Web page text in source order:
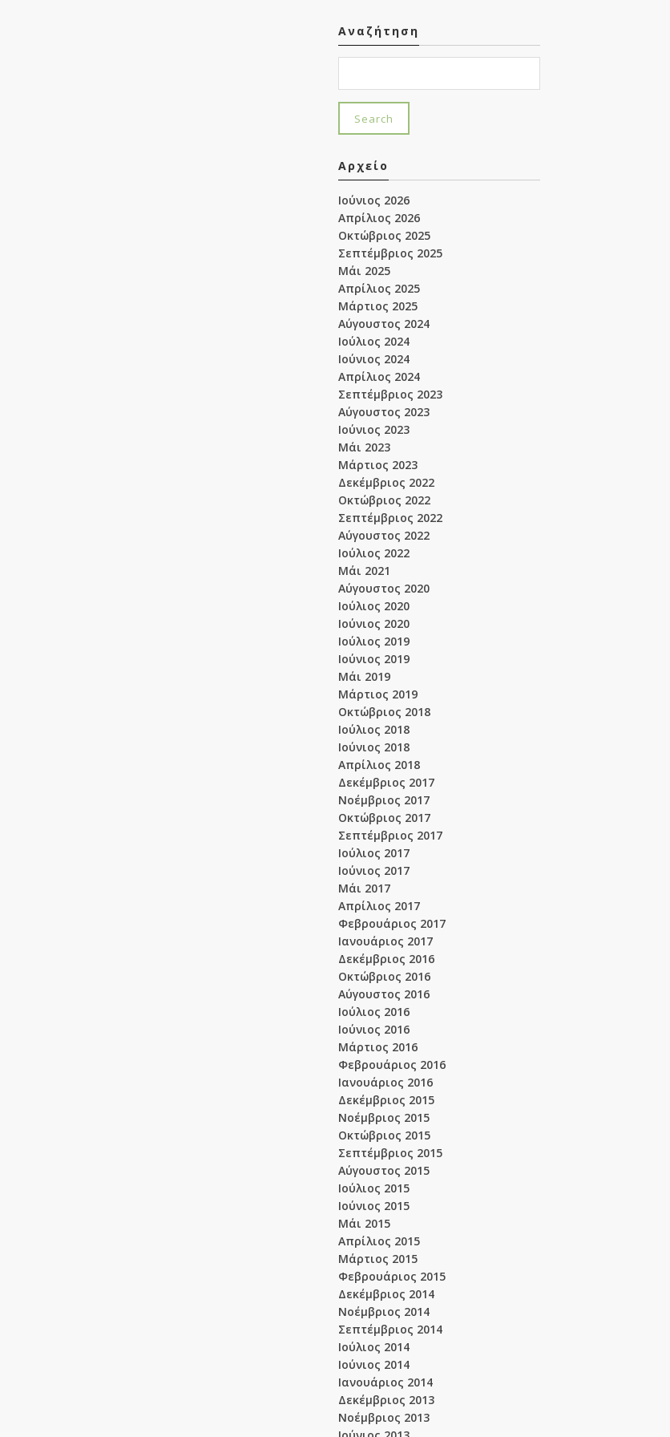
Αναζήτηση
Αρχείο
Ιούνιος 2026
Απρίλιος 2026
Οκτώβριος 2025
Σεπτέμβριος 2025
Μάι 2025
Απρίλιος 2025
Μάρτιος 2025
Αύγουστος 2024
Ιούλιος 2024
Ιούνιος 2024
Απρίλιος 2024
Σεπτέμβριος 2023
Αύγουστος 2023
Ιούνιος 2023
Μάι 2023
Μάρτιος 2023
Δεκέμβριος 2022
Οκτώβριος 2022
Σεπτέμβριος 2022
Αύγουστος 2022
Ιούλιος 2022
Μάι 2021
Αύγουστος 2020
Ιούλιος 2020
Ιούνιος 2020
Ιούλιος 2019
Ιούνιος 2019
Μάι 2019
Μάρτιος 2019
Οκτώβριος 2018
Ιούλιος 2018
Ιούνιος 2018
Απρίλιος 2018
Δεκέμβριος 2017
Νοέμβριος 2017
Οκτώβριος 2017
Σεπτέμβριος 2017
Ιούλιος 2017
Ιούνιος 2017
Μάι 2017
Απρίλιος 2017
Φεβρουάριος 2017
Ιανουάριος 2017
Δεκέμβριος 2016
Οκτώβριος 2016
Αύγουστος 2016
Ιούλιος 2016
Ιούνιος 2016
Μάρτιος 2016
Φεβρουάριος 2016
Ιανουάριος 2016
Δεκέμβριος 2015
Νοέμβριος 2015
Οκτώβριος 2015
Σεπτέμβριος 2015
Αύγουστος 2015
Ιούλιος 2015
Ιούνιος 2015
Μάι 2015
Απρίλιος 2015
Μάρτιος 2015
Φεβρουάριος 2015
Δεκέμβριος 2014
Νοέμβριος 2014
Σεπτέμβριος 2014
Ιούλιος 2014
Ιούνιος 2014
Ιανουάριος 2014
Δεκέμβριος 2013
Νοέμβριος 2013